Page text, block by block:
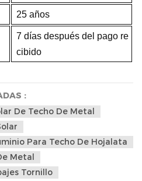
25 años
7 días después del pago re
cibido
:
De Techo De Metal
Para Techo De Hojalata
Metal
Tornillo